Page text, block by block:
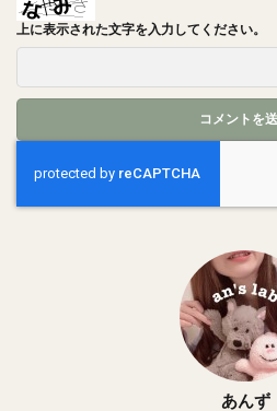
上に表示された文字を入力してください。
あんず